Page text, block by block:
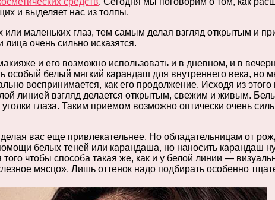
и выделяет нас из толпы.
или маленьких глаз, тем самым делая взгляд открытым и
очень сильно исказятся.
и его возможно использовать и в дневном, и в
особый белый мягкий карандаш для внутреннего века,
воспринимается, как его продолжение. Исходя из
линией взгляд делается открытым, свежим и живым.
глаза. Таким приемом возможно оптически очень
вас еще привлекательнее. Но обладательницам от
белых теней или карандаша, но наносить карандаш
чтобы способа такая же, как и у белой линии —
мясцо». Лишь оттенок надо подбирать особенно